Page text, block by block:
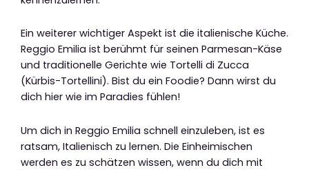
Ein weiterer wichtiger Aspekt ist die italienische Küche.
Reggio Emilia ist berühmt für seinen Parmesan-Käse
und traditionelle Gerichte wie Tortelli di Zucca
(Kürbis-Tortellini). Bist du ein Foodie? Dann wirst du
dich hier wie im Paradies fühlen!
Um dich in Reggio Emilia schnell einzuleben, ist es
ratsam, Italienisch zu lernen. Die Einheimischen
werden es zu schätzen wissen, wenn du dich mit